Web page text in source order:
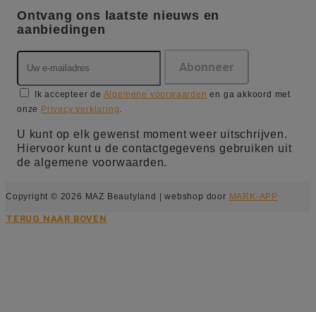
Ontvang ons laatste nieuws en
aanbiedingen
Ik accepteer de Algemene voorwaarden en ga akkoord met
onze Privacy verklaring
U kunt op elk gewenst moment weer uitschrijven.
Hiervoor kunt u de contactgegevens gebruiken uit
de algemene voorwaarden.
Copyright © 2026 MAZ Beautyland | webshop door MARK-APP
TERUG NAAR BOVEN